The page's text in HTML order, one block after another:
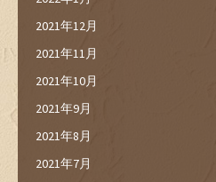
2021年12月
2021年11月
2021年10月
2021年9月
2021年8月
2021年7月